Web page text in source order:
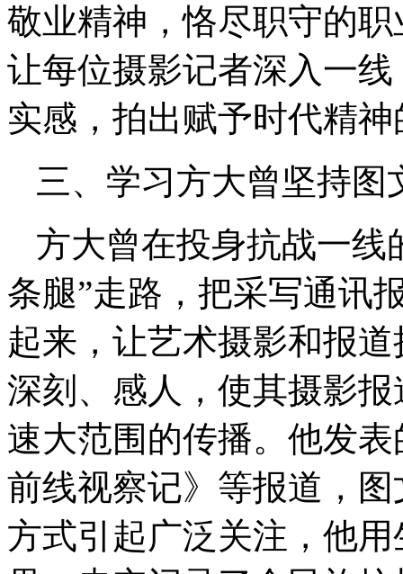
敬业精神，恪尽职守的
让每位摄影记者深入一
实感，拍出赋予时代精
三、学习方大曾坚持
方大曾在投身抗战一线
条腿”走路，把采写通讯
起来，让艺术摄影和报
深刻、感人，使其摄影
速大范围的传播。他发
前线视察记》等报道，
方式引起广泛关注，他